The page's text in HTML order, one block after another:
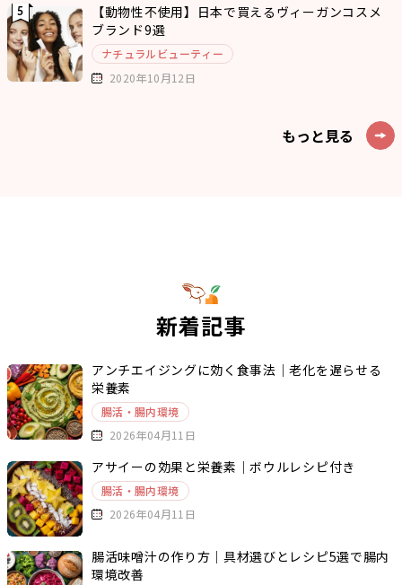
【動物性不使用】日本で買えるヴィーガンコスメ
ブランド9選
ナチュラルビューティー
2020年10月12日
もっと見る
新着記事
アンチエイジングに効く食事法｜老化を遅らせる
栄養素
腸活・腸内環境
2026年04月11日
アサイーの効果と栄養素｜ボウルレシピ付き
腸活・腸内環境
2026年04月11日
腸活味噌汁の作り方｜具材選びとレシピ5選で腸内
環境改善